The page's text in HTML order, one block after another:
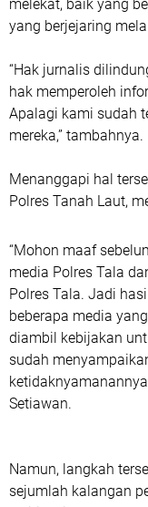
melekat, baik yang
yang berjejaring
“Hak jurnalis
hak memperoleh
Apalagi kami sudah
mereka,” tambahnya.
Menanggapi hal
Polres Tanah Laut,
“Mohon maaf
media Polres Tala
Polres Tala. Jadi
beberapa media
diambil kebijakan
sudah
Setiawan.
Namun, langkah
sejumlah kalangan